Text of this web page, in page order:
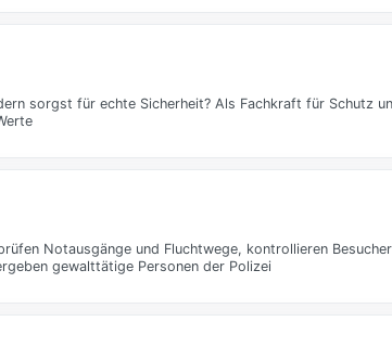
sorgst für echte Sicherheit? Als Fachkraft für Schutz
Notausgänge und Fluchtwege, kontrollieren
gewalttätige Personen der Polizei